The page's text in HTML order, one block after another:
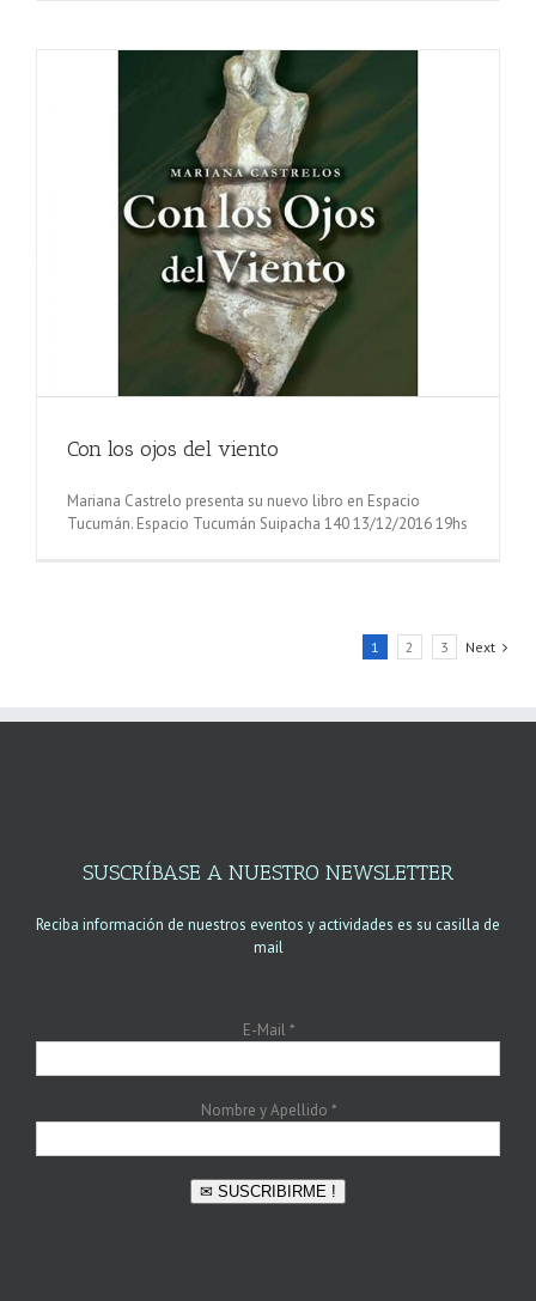
Con los ojos del viento
Mariana Castrelo presenta su nuevo libro en Espacio
Tucumán. Espacio Tucumán Suipacha 140 13/12/2016 19hs
1 2 3 Next
SUSCRÍBASE A NUESTRO NEWSLETTER
Reciba información de nuestros eventos y actividades es su casilla de
mail
E-Mail*
Nombre y Apellido *
✉ SUSCRIBIRME !